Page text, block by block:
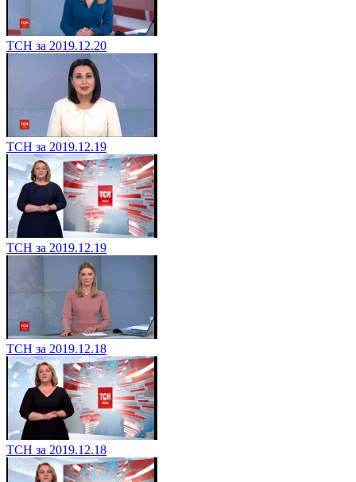
ТСН за 2019.12.20
ТСН за 2019.12.19
ТСН за 2019.12.19
ТСН за 2019.12.18
ТСН за 2019.12.18